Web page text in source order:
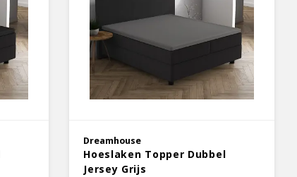
Dreamhouse
Hoeslaken Topper Dubbel
Jersey Grijs